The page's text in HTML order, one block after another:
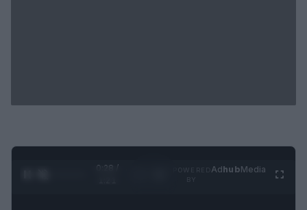
0:29 /
AdhubMedia